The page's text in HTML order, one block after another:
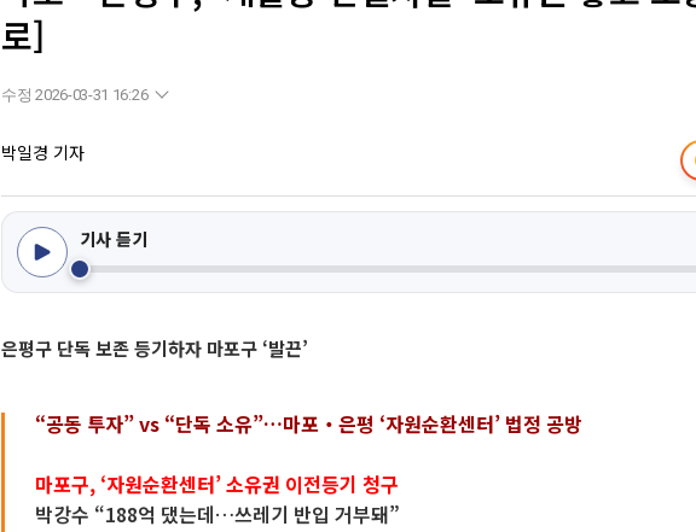
로]
수정 2026-03-31 16:26
박일경 기자
기사 듣기
은평구 단독 보존 등기하자 마포구 ‘발끈’
“공동 투자” vs “단독 소유”…마포‧은평 ‘자원순환센터’ 법정 공방
마포구, ‘자원순환센터’ 소유권 이전등기 청구
박강수 “188억 댔는데…쓰레기 반입 거부돼”